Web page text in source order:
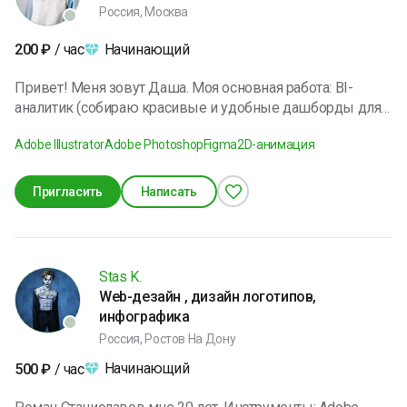
что напрямую влияет на рост аккаунта и лиды.
Россия, Москва
200₽ / час Начинающий
Привет! Меня зовут Даша. Моя основная работа: BI-
аналитик (собираю красивые и удобные дашборды для
любовь - дизайн, а именно - дизайн презентаций!
статика. Открыта для диалога и обсуждения Ваших задач!
Adobe IllustratorAdobe PhotoshopFigma2D-анимация
Пригласить Написать
Stas K.
Web-дезайн , дизайн логотипов,
инфографика
Россия, Ростов На Дону
500₽ / час Начинающий